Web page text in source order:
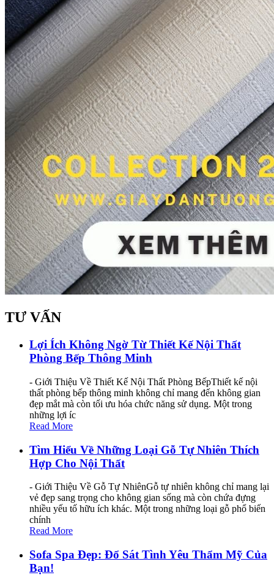
TƯ VẤN
Lợi Ích Không Ngờ Từ Thiết Kế Nội Thất
Phòng Bếp Thông Minh
- Giới Thiệu Về Thiết Kế Nội Thất Phòng BếpThiết kế nội
thất phòng bếp thông minh không chỉ mang đến không gian
đẹp mắt mà còn tối ưu hóa chức năng sử dụng. Một trong
những lợi íc
Read More
Tìm Hiểu Về Những Loại Gỗ Tự Nhiên Thích
Hợp Cho Nội Thất
- Giới Thiệu Về Gỗ Tự NhiênGỗ tự nhiên không chỉ mang lại
vẻ đẹp sang trọng cho không gian sống mà còn chứa đựng
nhiều yếu tố hữu ích khác. Một trong những loại gỗ phổ biến
chính
Read More
Sofa Spa Đẹp: Đổ Sát Tình Yêu Thẩm Mỹ Của
Bạn!